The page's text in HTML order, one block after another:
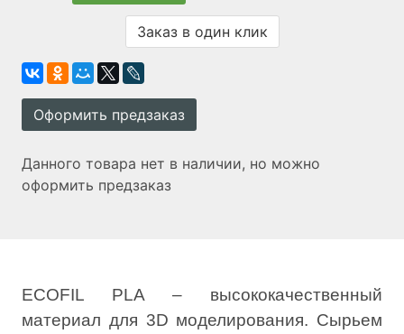
Заказ в один клик
Оформить предзаказ
Данного товара нет в наличии, но можно
оформить предзаказ
ECOFIL PLA – высококачественный
материал для 3D моделирования. Сырьем